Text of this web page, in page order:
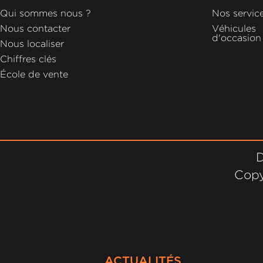
MICHEL
ACTUALITÉS
Qui sommes nous ?
Nous contacter
Nous localiser
Chiffres clés
École de vente
Nos
Véhicules
d'occasion